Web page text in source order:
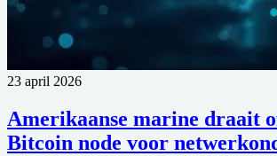
23 april 2026
Amerikaanse marine draait
Bitcoin node voor